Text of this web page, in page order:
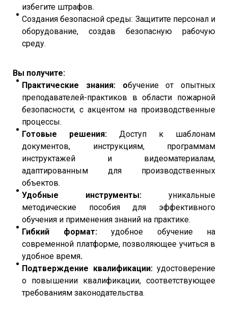
избегите штрафов.
Создания безопасной среды: Защитите персонал и
оборудование, создав безопасную рабочую
среду.
Вы получите:
Практические знания:обучение от опытных
преподавателей-практиков в области пожарной
безопасности, с акцентом на производственные
процессы.
Готовые решения: Доступ к шаблонам
документов, инструкциям, программам
инструктажей и видеоматериалам,
адаптированным для производственных
объектов.
Удобные инструменты: уникальные
методические пособия для эффективного
обучения и применения знаний на практике.
Гибкий формат: удобное обучение на
современной платформе, позволяющее учиться в
удобное время.
Подтверждение квалификации: удостоверение
о повышении квалификации, соответствующее
требованиям законодательства.